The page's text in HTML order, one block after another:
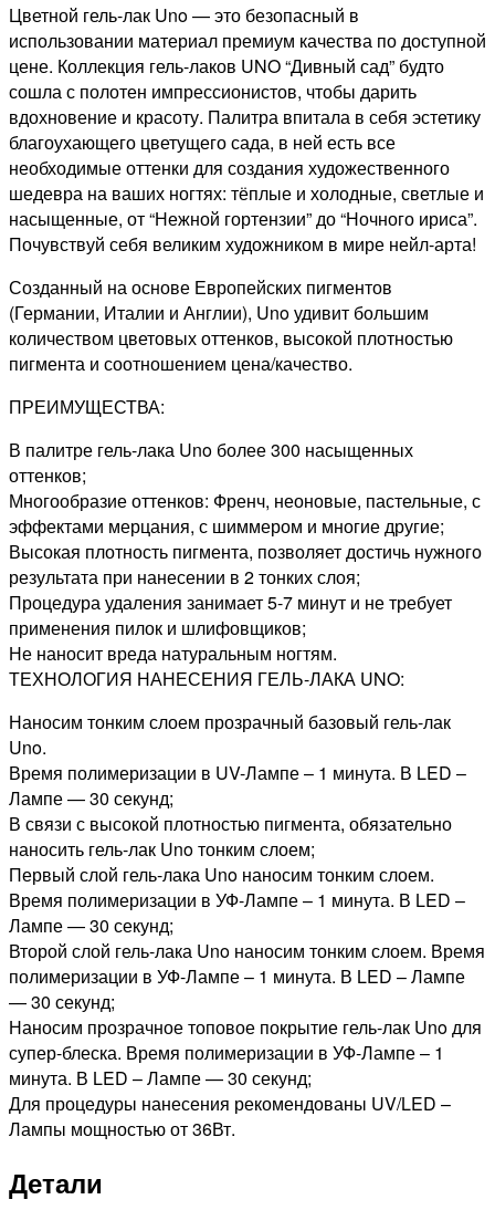
8мл
Цветной гель-лак Uno — это безопасный в
использовании материал премиум качества по доступной
цене. Коллекция гель-лаков UNO “Дивный сад” будто
сошла с полотен импрессионистов, чтобы дарить
вдохновение и красоту. Палитра впитала в себя эстетику
благоухающего цветущего сада, в ней есть все
необходимые оттенки для создания художественного
шедевра на ваших ногтях: тёплые и холодные, светлые и
насыщенные, от “Нежной гортензии” до “Ночного ириса”.
Почувствуй себя великим художником в мире нейл-арта!
Созданный на основе Европейских пигментов
(Германии, Италии и Англии), Uno удивит большим
количеством цветовых оттенков, высокой плотностью
пигмента и соотношением цена/качество.
ПРЕИМУЩЕСТВА:
В палитре гель-лака Uno более 300 насыщенных
оттенков;
Многообразие оттенков: Френч, неоновые, пастельные, с
эффектами мерцания, с шиммером и многие другие;
Высокая плотность пигмента, позволяет достичь нужного
результата при нанесении в 2 тонких слоя;
Процедура удаления занимает 5-7 минут и не требует
применения пилок и шлифовщиков;
Не наносит вреда натуральным ногтям.
ТЕХНОЛОГИЯ НАНЕСЕНИЯ ГЕЛЬ-ЛАКА UNO:
Наносим тонким слоем прозрачный базовый гель-лак
Uno.
Время полимеризации в UV-Лампе – 1 минута. В LED –
Лампе — 30 секунд;
В связи с высокой плотностью пигмента, обязательно
наносить гель-лак Uno тонким слоем;
Первый слой гель-лака Uno наносим тонким слоем.
Время полимеризации в УФ-Лампе – 1 минута. В LED –
Лампе — 30 секунд;
Второй слой гель-лака Uno наносим тонким слоем. Время
полимеризации в УФ-Лампе – 1 минута. В LED – Лампе
— 30 секунд;
Наносим прозрачное топовое покрытие гель-лак Uno для
супер-блеска. Время полимеризации в УФ-Лампе – 1
минута. В LED – Лампе — 30 секунд;
Для процедуры нанесения рекомендованы UV/LED –
Лампы мощностью от 36Вт.
Детали